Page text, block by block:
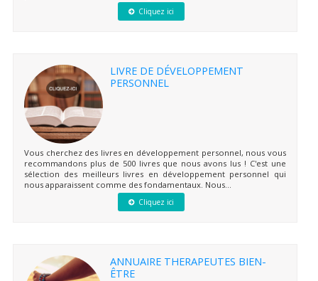
Cliquez ici
LIVRE DE DÉVELOPPEMENT
PERSONNEL
Vous cherchez des livres en développement personnel, nous vous
recommandons plus de 500 livres que nous avons lus ! C'est une
sélection des meilleurs livres en développement personnel qui
nous apparaissent comme des fondamentaux. Nous...
Cliquez ici
ANNUAIRE THERAPEUTES BIEN-
ÊTRE